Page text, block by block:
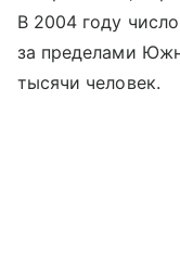
В 2004 году
за пределами
тысячи человек.